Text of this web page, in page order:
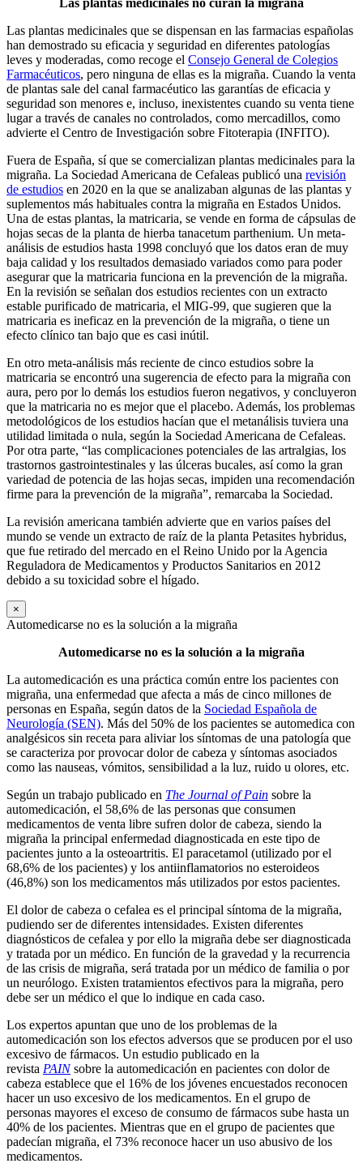
Las plantas medicinales no curan la migraña
Las plantas medicinales que se dispensan en las farmacias españolas
han demostrado su eficacia y seguridad en diferentes patologías
leves y moderadas, como recoge el Consejo General de Colegios
Farmacéuticos, pero ninguna de ellas es la migraña. Cuando la venta
de plantas sale del canal farmacéutico las garantías de eficacia y
seguridad son menores e, incluso, inexistentes cuando su venta tiene
lugar a través de canales no controlados, como mercadillos, como
advierte el Centro de Investigación sobre Fitoterapia (INFITO).
Fuera de España, sí que se comercializan plantas medicinales para la
migraña. La Sociedad Americana de Cefaleas publicó una revisión
de estudios en 2020 en la que se analizaban algunas de las plantas y
suplementos más habituales contra la migraña en Estados Unidos.
Una de estas plantas, la matricaria, se vende en forma de cápsulas de
hojas secas de la planta de hierba tanacetum parthenium. Un meta-
análisis de estudios hasta 1998 concluyó que los datos eran de muy
baja calidad y los resultados demasiado variados como para poder
asegurar que la matricaria funciona en la prevención de la migraña.
En la revisión se señalan dos estudios recientes con un extracto
estable purificado de matricaria, el MIG-99, que sugieren que la
matricaria es ineficaz en la prevención de la migraña, o tiene un
efecto clínico tan bajo que es casi inútil.
En otro meta-análisis más reciente de cinco estudios sobre la
matricaria se encontró una sugerencia de efecto para la migraña con
aura, pero por lo demás los estudios fueron negativos, y concluyeron
que la matricaria no es mejor que el placebo. Además, los problemas
metodológicos de los estudios hacían que el metanálisis tuviera una
utilidad limitada o nula, según la Sociedad Americana de Cefaleas.
Por otra parte, “las complicaciones potenciales de las artralgias, los
trastornos gastrointestinales y las úlceras bucales, así como la gran
variedad de potencia de las hojas secas, impiden una recomendación
firme para la prevención de la migraña”, remarcaba la Sociedad.
La revisión americana también advierte que en varios países del
mundo se vende un extracto de raíz de la planta Petasites hybridus,
que fue retirado del mercado en el Reino Unido por la Agencia
Reguladora de Medicamentos y Productos Sanitarios en 2012
debido a su toxicidad sobre el hígado.
×
Automedicarse no es la solución a la migraña
Automedicarse no es la solución a la migraña
La automedicación es una práctica común entre los pacientes con
migraña, una enfermedad que afecta a más de cinco millones de
personas en España, según datos de la Sociedad Española de
Neurología (SEN). Más del 50% de los pacientes se automedica con
analgésicos sin receta para aliviar los síntomas de una patología que
se caracteriza por provocar dolor de cabeza y síntomas asociados
como las nauseas, vómitos, sensibilidad a la luz, ruido u olores, etc.
Según un trabajo publicado en The Journal of Pain sobre la
automedicación, el 58,6% de las personas que consumen
medicamentos de venta libre sufren dolor de cabeza, siendo la
migraña la principal enfermedad diagnosticada en este tipo de
pacientes junto a la osteoartritis. El paracetamol (utilizado por el
68,6% de los pacientes) y los antiinflamatorios no esteroideos
(46,8%) son los medicamentos más utilizados por estos pacientes.
El dolor de cabeza o cefalea es el principal síntoma de la migraña,
pudiendo ser de diferentes intensidades. Existen diferentes
diagnósticos de cefalea y por ello la migraña debe ser diagnosticada
y tratada por un médico. En función de la gravedad y la recurrencia
de las crisis de migraña, será tratada por un médico de familia o por
un neurólogo. Existen tratamientos efectivos para la migraña, pero
debe ser un médico el que lo indique en cada caso.
Los expertos apuntan que uno de los problemas de la
automedicación son los efectos adversos que se producen por el uso
excesivo de fármacos. Un estudio publicado en la
revista PAINsobre la automedicación en pacientes con dolor de
cabeza establece que el 16% de los jóvenes encuestados reconocen
hacer un uso excesivo de los medicamentos. En el grupo de
personas mayores el exceso de consumo de fármacos sube hasta un
40% de los pacientes. Mientras que en el grupo de pacientes que
padecían migraña, el 73% reconoce hacer un uso abusivo de los
medicamentos.